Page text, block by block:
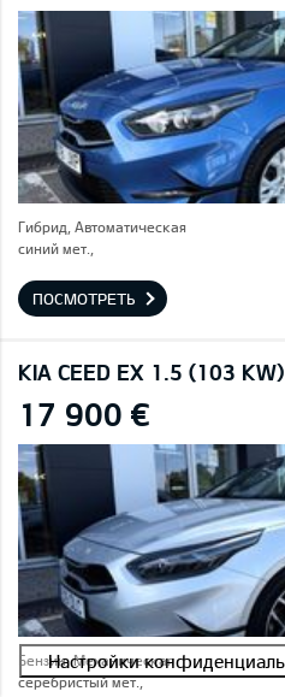
Гибрид, Автоматическая
синий мет.,
ПОСМОТРЕТЬ
KIA CEED EX 1.5 (103 KW)
17 900 €
Бензин, Механическая
серебристый мет.,